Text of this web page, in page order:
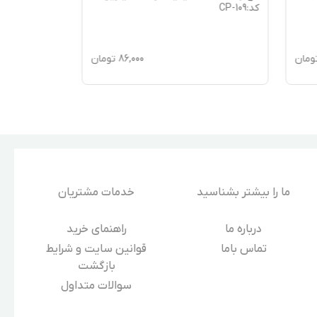
کد:CP-109
86,000 تومان
ما را بیشتر بشناسید
درباره‌ ما
تماس باما
خدمات مشتریان
راهنمای خرید
قوانین سایت و شرایط
بازگشت
سوالات متداول